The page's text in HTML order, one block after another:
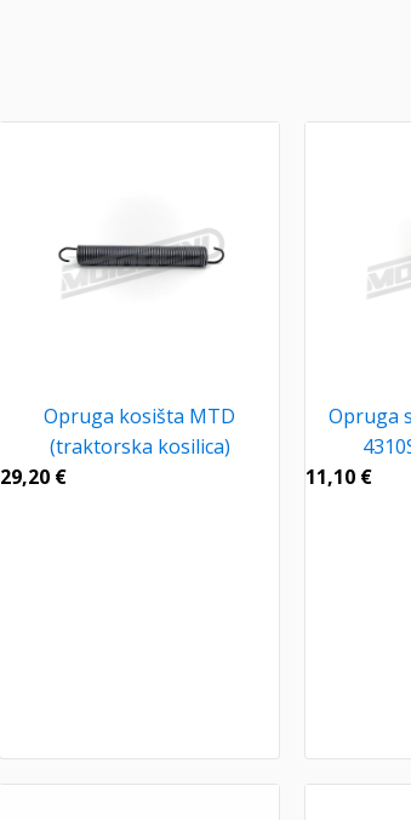
Opruga kosišta MTD
(traktorska kosilica)
29,20 €
Opruga
11,10 €